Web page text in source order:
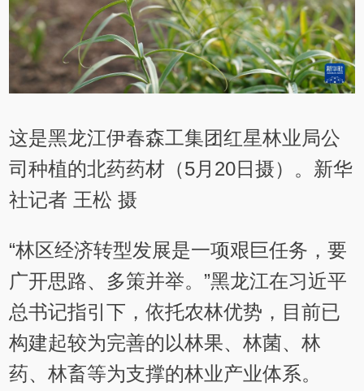
这是黑龙江伊春森工集团红星林业局公
司种植的北药药材（5月20日摄）。新华
社记者 王松 摄
“林区经济转型发展是一项艰巨任务，要
广开思路、多策并举。”黑龙江在习近平
总书记指引下，依托农林优势，目前已
构建起较为完善的以林果、林菌、林
药、林畜等为支撑的林业产业体系。